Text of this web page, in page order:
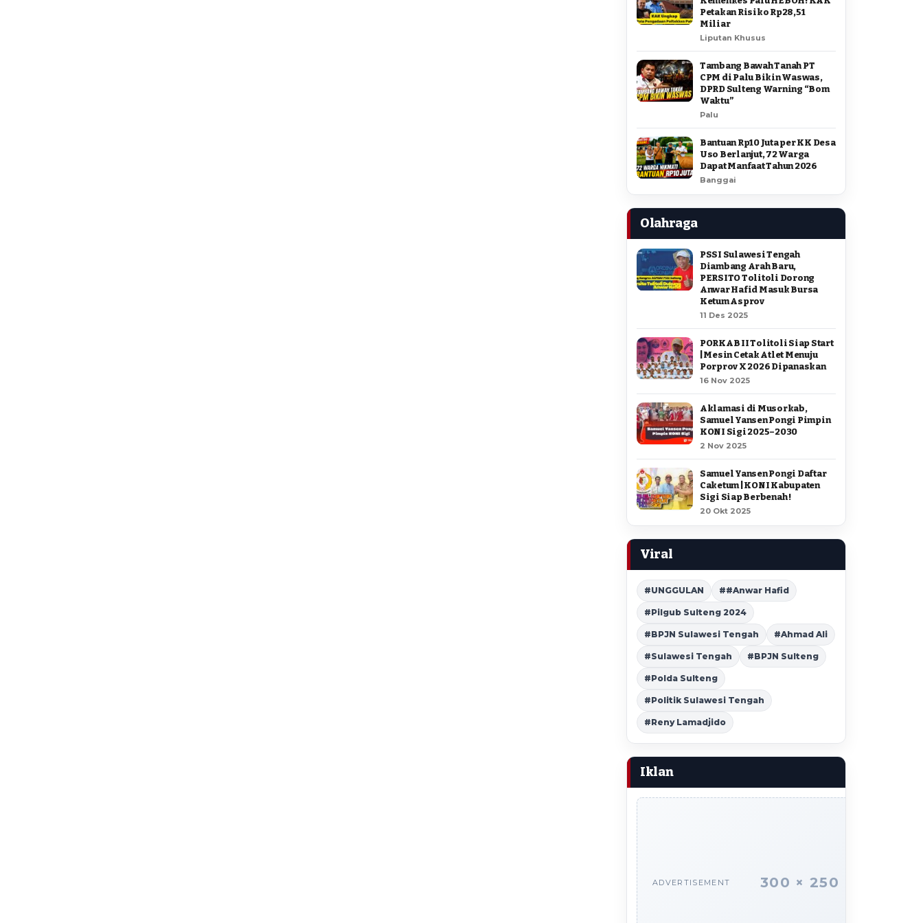
Petakan Risiko Rp28,51
Miliar
Liputan Khusus
Tambang Bawah Tanah PT
CPM di Palu Bikin Waswas,
DPRD Sulteng Warning “Bom
Waktu”
Palu
Bantuan Rp10 Juta per KK Desa
Uso Berlanjut, 72 Warga
Dapat Manfaat Tahun 2026
Banggai
Olahraga
PSSI Sulawesi Tengah
Diambang Arah Baru,
PERSITO Tolitoli Dorong
Anwar Hafid Masuk Bursa
Ketum Asprov
11 Des 2025
PORKAB II Tolitoli Siap Start
| Mesin Cetak Atlet Menuju
Porprov X 2026 Dipanaskan
16 Nov 2025
Aklamasi di Musorkab,
Samuel Yansen Pongi Pimpin
KONI Sigi 2025–2030
2 Nov 2025
Samuel Yansen Pongi Daftar
Caketum | KONI Kabupaten
Sigi Siap Berbenah !
20 Okt 2025
Viral
#UNGGULAN ##Anwar Hafid
#Pilgub Sulteng 2024
#BPJN Sulawesi Tengah #Ahmad Ali
#Sulawesi Tengah #BPJN Sulteng
#Polda Sulteng
#Politik Sulawesi Tengah
#Reny Lamadjido
Iklan
ADVERTISEMENT 300 × 250